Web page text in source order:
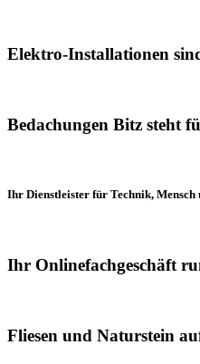
Elektro-Installationen
Bedachungen Bitz steht
Ihr Dienstleister für Technik, Mensch
Ihr Onlinefachgeschäft
Fliesen und Naturstein